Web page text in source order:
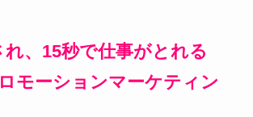
、 15秒で仕事がとれる
モーションマーケティン